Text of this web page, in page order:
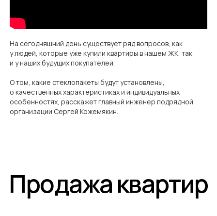
На сегодняшний день существует ряд вопросов, как
у людей, которые уже купили квартиры в нашем ЖК, так
и у наших будущих покупателей.
О том, какие стеклопакеты будут установлены,
о качественных характеристиках и индивидуальных
особенностях, расскажет главный инженер подрядной
организации Сергей Кожемякин.